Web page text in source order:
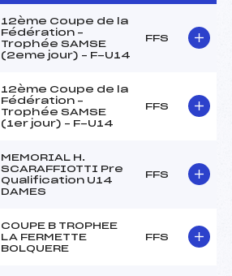
12ème Coupe de la
Fédération –
Trophée SAMSE
(2eme jour) – F-U14
FFS
12ème Coupe de la
Fédération –
Trophée SAMSE
(1er jour) – F-U14
FFS
MEMORIAL H.
SCARAFFIOTTI Pre
Qualification U14
DAMES
FFS
COUPE B TROPHEE
LA FERMETTE
BOLQUERE
FFS